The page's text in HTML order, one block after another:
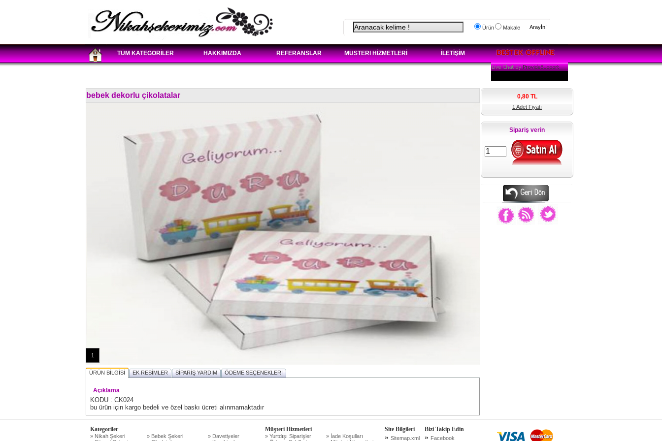
Ürün Makale Arayİn!
TÜM KATEGORİLER HAKKIMIZDA REFERANSLAR MÜSTERI HİZMETLERİ İLETİŞİM
bebek dekorlu çikolatalar
1
ÜRÜN BİLGİSİ EK RESİMLER SİPARİŞ YARDIM ÖDEME SEÇENEKLERİ
Açıklama
KODU : CK024
bu ürün için kargo bedeli ve özel baskı ücreti alınmamaktadır
0,80TL
1 Adet Fiyatı
Sipariş verin
Kategoriler
» Nikah Şekeri » Bebek Şekeri
» Davetiyeler
Müşteri Hizmetleri
» Yurtdışı Siparişler
» İade Koşulları
Site Bilgileri
» Sitemap.xml
Bizi Takip Edin
» Facebook